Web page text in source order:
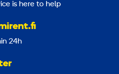
is here to help
24h